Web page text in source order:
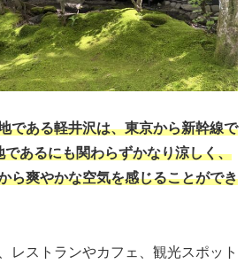
である軽井沢は、東京から新幹線で
あるにも関わらずかなり涼しく、
ら爽やかな空気を感じることができ
レストランやカフェ、観光スポット